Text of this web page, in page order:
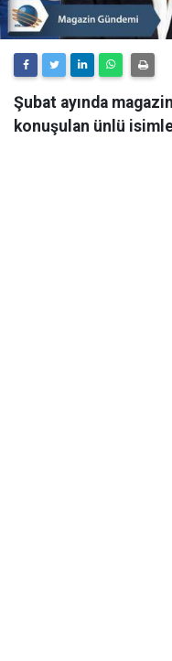
Şubat ayında
konuşulan ünlü